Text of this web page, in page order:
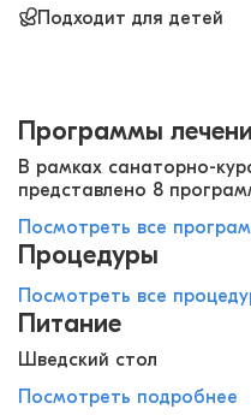
Подходит для детей
Программы
В рамках санаторно-
представлено 8
Посмотреть все
Процедуры
Посмотреть все
Питание
Шведский стол
Посмотреть подробнее